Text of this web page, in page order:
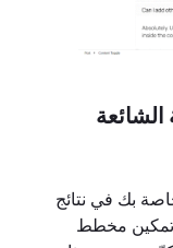
الشائعة
بك في نتائج
مخطط